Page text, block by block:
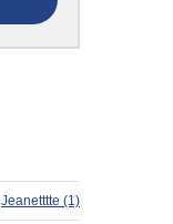
Jeanetttte (1)